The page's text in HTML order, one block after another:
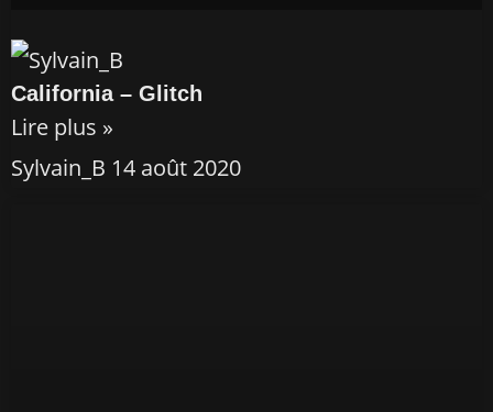
California – Glitch
Lire plus »
Sylvain_B 14 août 2020